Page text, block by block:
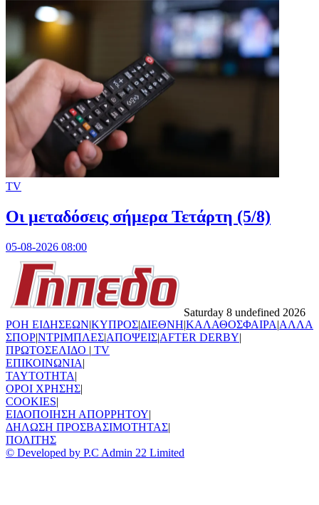
TV
Οι μεταδόσεις σήμερα Τετάρτη (5/8)
05-08-2026 08:00
Saturday 8 undefined 2026
ΡΟΗ ΕΙΔΗΣΕΩΝ|ΚΥΠΡΟΣ|ΔΙΕΘΝΗ|ΚΑΛΑΘΟΣΦΑΙΡΑ|ΑΛΛΑ
ΣΠΟΡ|ΝΤΡΙΜΠΛΕΣ|ΑΠΟΨΕΙΣ|AFTER DERBY|
ΠΡΩΤΟΣΕΛΙΔΟ | TV
ΕΠΙΚΟΙΝΩΝΙΑ|
TAYTOTHTA|
ΟΡΟΙ ΧΡΗΣΗΣ|
COOKIES|
ΕΙΔΟΠΟΙΗΣΗ ΑΠΟΡΡΗΤΟΥ|
ΔΗΛΩΣΗ ΠΡΟΣΒΑΣΙΜΟΤΗΤΑΣ|
ΠΟΛΙΤΗΣ
© Developed by P.C Admin 22 Limited